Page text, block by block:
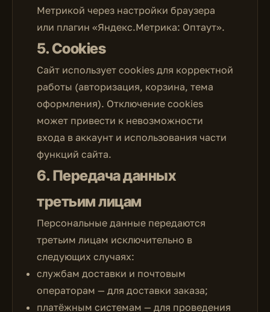
Метрикой через настройки браузера
или плагин «Яндекс.Метрика: Оптаут».
5. Cookies
Сайт использует cookies для корректной
работы (авторизация, корзина, тема
оформления). Отключение cookies
может привести к невозможности
входа в аккаунт и использования части
функций сайта.
6. Передача данных
третьим лицам
Персональные данные передаются
третьим лицам исключительно в
следующих случаях:
службам доставки и почтовым
операторам — для доставки заказа;
платёжным системам — для проведения